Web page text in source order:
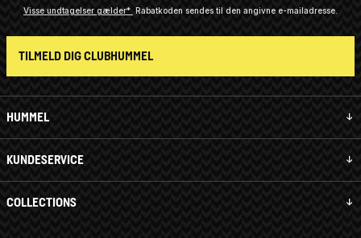
HUMMEL
KUNDESERVICE
COLLECTIONS
Visse undtagelser gælder* Rabatkoden sendes til den angivne e-mailadresse.
TILMELD DIG CLUBHUMMEL